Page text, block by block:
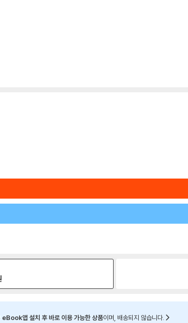
앱 설치 후 바로 이용 가능한 상품이며, 배송되지 않습니다.